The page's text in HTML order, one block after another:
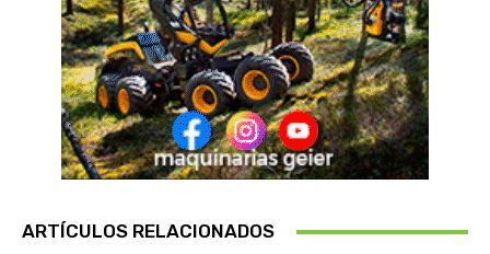
ARTÍCULOS RELACIONADOS